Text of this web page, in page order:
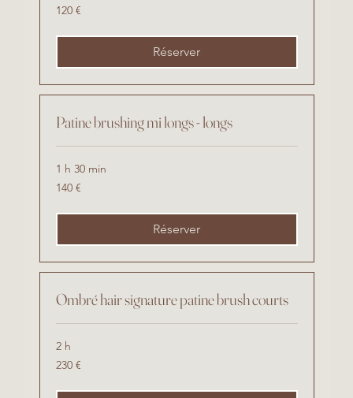
120
euros
120 €
Réserver
Patine brushing mi longs - longs
1 h 30 min
140
euros
140 €
Réserver
Ombré hair signature patine brush courts
2 h
230
euros
230 €